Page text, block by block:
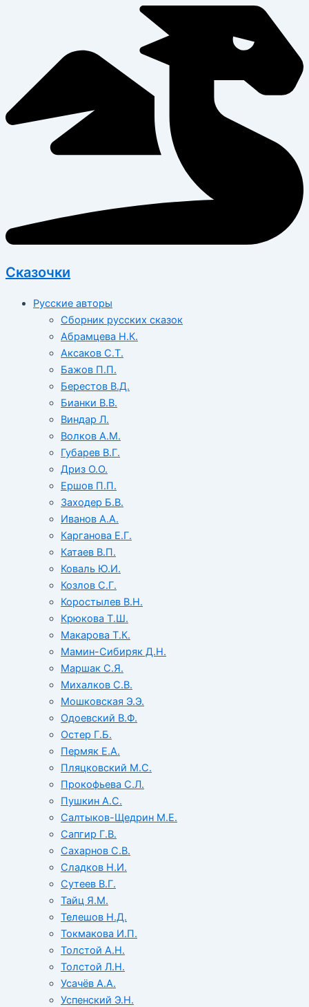
Сказочки
Русские авторы
Сборник русских сказок
Абрамцева Н.К.
Аксаков С.Т.
Бажов П.П.
Берестов В.Д.
Бианки В.В.
Виндар Л.
Волков А.М.
Губарев В.Г.
Дриз О.О.
Ершов П.П.
Заходер Б.В.
Иванов А.А.
Карганова Е.Г.
Катаев В.П.
Коваль Ю.И.
Козлов С.Г.
Коростылев В.Н.
Крюкова Т.Ш.
Макарова Т.К.
Мамин-Сибиряк Д.Н.
Маршак С.Я.
Михалков С.В.
Мошковская Э.Э.
Одоевский В.Ф.
Остер Г.Б.
Пермяк Е.А.
Пляцковский М.С.
Прокофьева С.Л.
Пушкин А.С.
Салтыков-Щедрин М.Е.
Сапгир Г.В.
Сахарнов С.В.
Сладков Н.И.
Сутеев В.Г.
Тайц Я.М.
Телешов Н.Д.
Токмакова И.П.
Толстой А.Н.
Толстой Л.Н.
Усачёв А.А.
Успенский Э.Н.